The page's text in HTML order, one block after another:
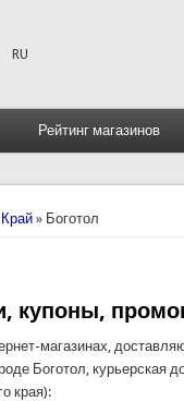
RU
Рейтинг магазинов
» Боготол
купоны,
магазинах,
Боготол, курьерская
края):